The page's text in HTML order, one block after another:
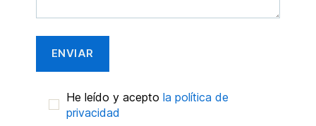
He leído y aceptola política de
privacidad